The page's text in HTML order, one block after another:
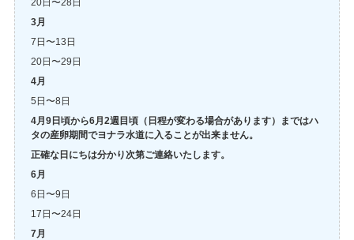
3月
7日〜13日
20日〜29日
4月
5日〜8日
4月9日頃から6月2週目頃（日程が変わる場合があります）まではハ
タの産卵期間でヨナラ水道に入ることが出来ません。
正確な日にちは分かり次第ご連絡いたします。
6月
6日〜9日
17日〜24日
7月